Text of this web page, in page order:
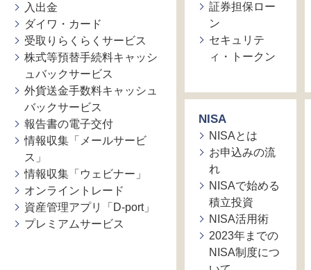
入出金
ダイワ・カード
受取りらくらくサービス
株式等預替手続料キャッシ
ュバックサービス
外貨送金手数料キャッシュ
バックサービス
報告書の電子交付
情報収集「メールサービ
ス」
情報収集「ウェビナー」
オンライントレード
資産管理アプリ「D-port」
プレミアムサービス
証券担保ロー
ン
セキュリテ
ィ・トークン
NISA
NISAとは
お申込みの流
れ
NISAで始める
積立投資
NISA活用術
2023年までの
NISA制度につ